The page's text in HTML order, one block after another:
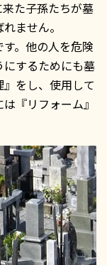
た子孫たちが墓
ません。
。他の人を危険
にするためにも墓
をし、使用して
『リフォーム』